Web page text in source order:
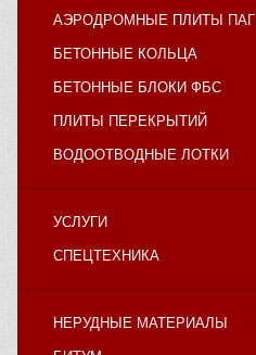
АЭРОДРОМНЫЕ ПЛИТЫ ПАГ
БЕТОННЫЕ КОЛЬЦА
БЕТОННЫЕ БЛОКИ ФБС
ПЛИТЫ ПЕРЕКРЫТИЙ
ВОДООТВОДНЫЕ ЛОТКИ
УСЛУГИ
СПЕЦТЕХНИКА
НЕРУДНЫЕ МАТЕРИАЛЫ